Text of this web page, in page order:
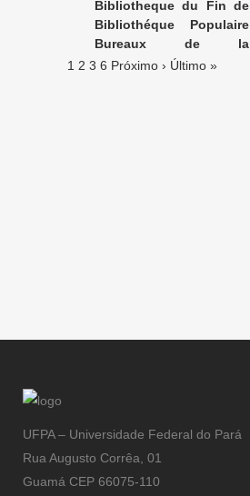
Charpentier
Bibliotheque du Fin de
SiècleBibliothéque Populaire
d’éducation et de récréation
Bureaux de la
Publication
1 2 3 6 Próximo › Último »
UFPA – Universidade Federal do Pará
Rua Augusto Corrêa, 01
Guamá CEP 66075-110